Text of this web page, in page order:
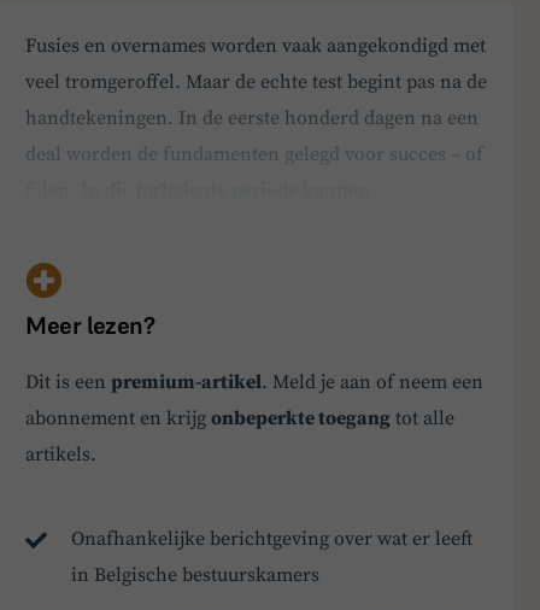
Fusies en overnames worden vaak aangekondigd met
veel tromgeroffel. Maar de echte test begint pas na de
handtekeningen. In de eerste honderd dagen na een
deal worden de fundamenten gelegd voor succes – of
platform voor alignment, als radar voor frictie, en
als versneller van integratie. De psychologie van de…
Meer lezen?
Dit is eenpremium-artikel. Meld je aan of neem een
abonnement en krijgonbeperkte toegang tot alle
artikels.
Onafhankelijke berichtgeving over wat er leeft
in Belgische bestuurskamers
BoardBuddy
Hey! Heb je een vraag over goed bestuur? Stel